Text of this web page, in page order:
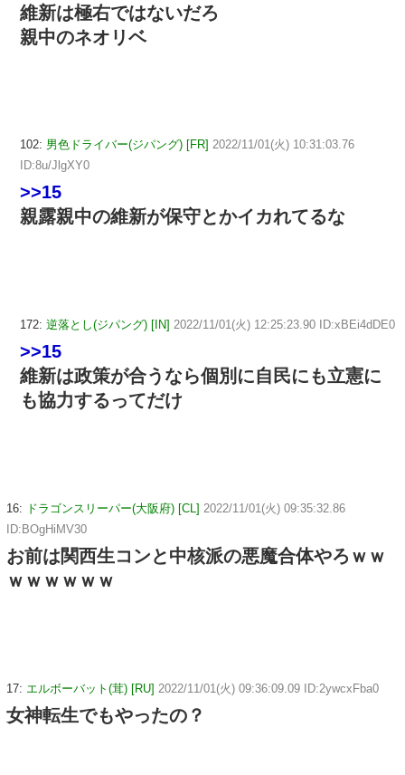
維新は極右ではないだろ
親中のネオリベ
102: 男色ドライバー(ジパング) [FR] 2022/11/01(火) 10:31:03.76
ID:8u/JlgXY0
>>15
親露親中の維新が保守とかイカれてるな
172: 逆落とし(ジパング) [IN] 2022/11/01(火) 12:25:23.90 ID:xBEi4dDE0
>>15
維新は政策が合うなら個別に自民にも立憲に
も協力するってだけ
16: ドラゴンスリーパー(大阪府) [CL] 2022/11/01(火) 09:35:32.86
ID:BOgHiMV30
お前は関西生コンと中核派の悪魔合体やろｗｗ
ｗｗｗｗｗｗ
17: エルボーバット(茸) [RU] 2022/11/01(火) 09:36:09.09 ID:2ywcxFba0
女神転生でもやったの？